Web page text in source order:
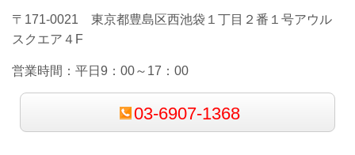
〒171-0021 東京都豊島区西池袋１丁目２番１号アウル
スクエア４F
営業時間： 平日9：00～17：00
03-6907-1368